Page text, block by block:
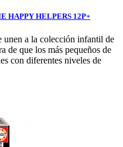
HAPPY HELPERS 12P+
unen a la colección infantil de
de que los más pequeños de
con diferentes niveles de